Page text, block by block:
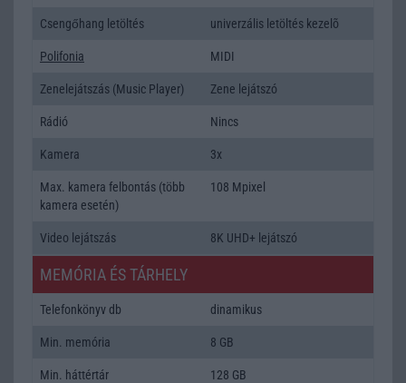
Csengőhang letöltés univerzális letöltés kezelõ
Polifonia MIDI
Zenelejátszás (Music Player) Zene lejátszó
Rádió Nincs
Kamera 3x
Max. kamera felbontás (több
kamera esetén)
108 Mpixel
Video lejátszás 8K UHD+ lejátszó
MEMÓRIA ÉS TÁRHELY
Telefonkönyv db dinamikus
Min. memória 8 GB
Min. háttértár 128 GB